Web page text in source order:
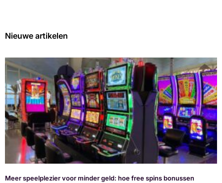
Nieuwe artikelen
Meer speelplezier voor minder geld: hoe free spins bonussen